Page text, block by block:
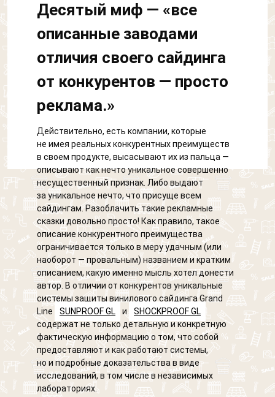
Десятый миф — «все
описанные заводами
отличия своего сайдинга
от конкурентов — просто
реклама.»
Действительно, есть компании, которые
не имея реальных конкурентных преимуществ
в своем продукте, высасывают их из пальца —
описывают как нечто уникальное совершенно
несущественный признак. Либо выдают
за уникальное нечто, что присуще всем
сайдингам. Разоблачить такие рекламные
сказки довольно просто! Как правило, такое
описание конкурентного преимущества
ограничивается только в меру удачным (или
наоборот — провальным) названием и кратким
описанием, какую именно мысль хотел донести
автор. В отличии от конкурентов уникальные
системы защиты винилового сайдинга Grand
Line
SUNPROOF GL и
SHOCKPROOF GL
содержат не только детальную и конкретную
фактическую информацию о том, что собой
предоставляют и как работают системы,
но и подробные доказательства в виде
исследований, в том числе в независимых
лабораториях.